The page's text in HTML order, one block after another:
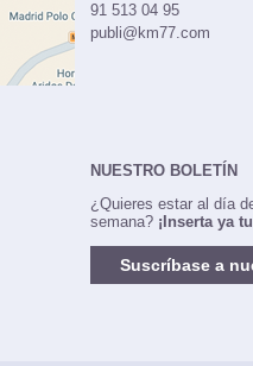
91 513 04 95
publi@km77.com
NUESTRO BOLETÍN
¿Quieres estar al día
semana? ¡Inserta ya
Suscríbase a